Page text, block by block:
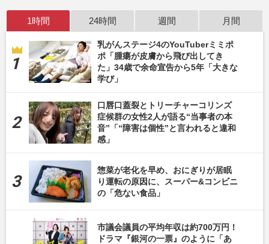
1時間 24時間 週間 月間
乳がんステージ4のYouTuberミミポ
ポ「腫瘍が皮膚から飛び出してき
た」34歳で余命宣告から5年「大きな
学び」
口唇口蓋裂とトリーチャーコリンズ
症候群の女性2人が語る“当事者の本
音”「“障害は個性”と言われると違和
感」
惣菜が老化を早め、おにぎりが居眠
り運転の原因に、スーパー&コンビニ
の「危ない食品」
市議会議員の平均年収は約700万円！
ドラマ『銀河の一票』のように「あ